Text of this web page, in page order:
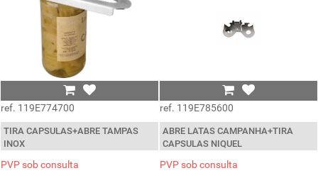
ref. 119E774700
TIRA CAPSULAS+ABRE TAMPAS
INOX
PVP sob consulta
ref. 119E785600
ABRE LATAS CAMPANHA+TIRA
CAPSULAS NIQUEL
PVP sob consulta